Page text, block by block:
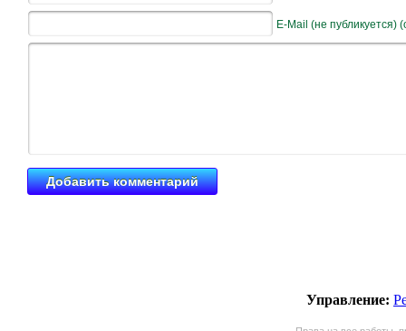
E-Mail (не публикуется)
Управление: